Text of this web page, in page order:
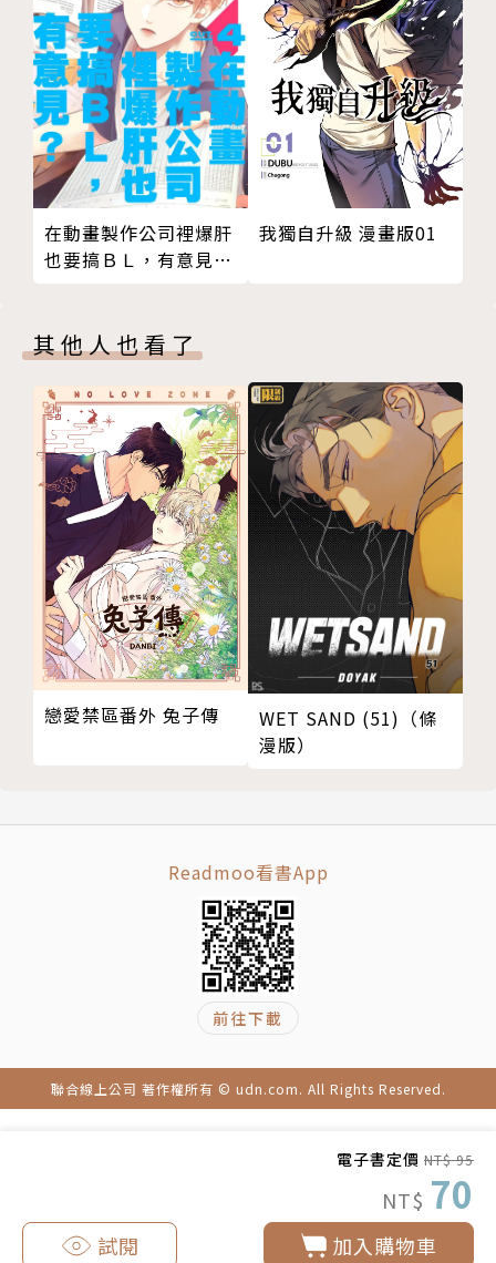
電子書定價 NT$ 95
NT$ 70
加入購物車
試閱
在動畫製作公司裡爆肝
也要搞ＢＬ，有意見？
我獨自升級 漫畫版01
其他人也看了
戀愛禁區番外 兔子傳
WET SAND (51)（條
漫版）
Readmoo看書App
前往下載
聯合線上公司 著作權所有 © udn.com. All Rights Reserved.